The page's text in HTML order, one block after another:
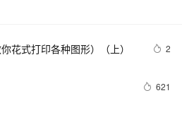
花式打印各种图形）（上） 2
621